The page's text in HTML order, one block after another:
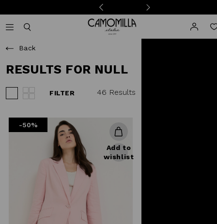
Camomilla Italia®
Back
RESULTS FOR NULL
FILTER 46 Results
-50%
Add to
wishlist